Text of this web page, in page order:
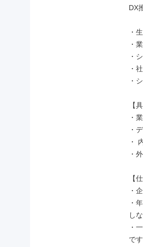
DX
・
・
・
・
・
【
・
・
・
・
【
・
・
し
・
です